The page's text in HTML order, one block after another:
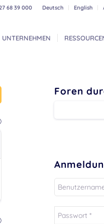
Deutsch English
68 39 000
UNTERNEHMEN
Foren